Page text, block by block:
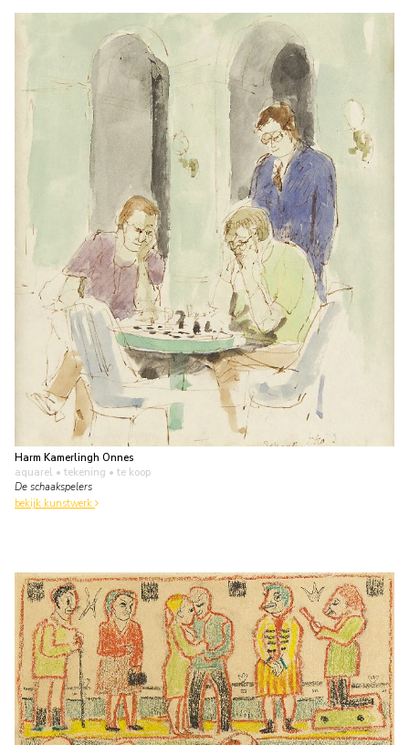
Harm Kamerlingh Onnes
aquarel • tekening • te koop
De schaakspelers
bekijk kunstwerk